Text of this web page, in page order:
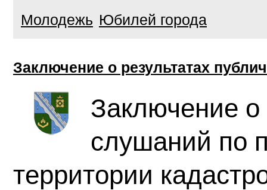
Молодежь Юбилей города
Заключение о результатах
Заключение о
слушаний по
территории